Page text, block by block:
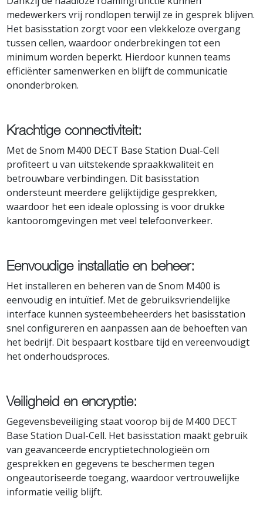
medewerkers vrij rondlopen terwijl ze in gesprek blijven.
Het basisstation zorgt voor een vlekkeloze overgang
tussen cellen, waardoor onderbrekingen tot een
minimum worden beperkt. Hierdoor kunnen teams
efficiënter samenwerken en blijft de communicatie
ononderbroken.
Krachtige connectiviteit:
Met de Snom M400 DECT Base Station Dual-Cell
profiteert u van uitstekende spraakkwaliteit en
betrouwbare verbindingen. Dit basisstation
ondersteunt meerdere gelijktijdige gesprekken,
waardoor het een ideale oplossing is voor drukke
kantooromgevingen met veel telefoonverkeer.
Eenvoudige installatie en beheer:
Het installeren en beheren van de Snom M400 is
eenvoudig en intuïtief. Met de gebruiksvriendelijke
interface kunnen systeembeheerders het basisstation
snel configureren en aanpassen aan de behoeften van
het bedrijf. Dit bespaart kostbare tijd en vereenvoudigt
het onderhoudsproces.
Veiligheid en encryptie:
Gegevensbeveiliging staat voorop bij de M400 DECT
Base Station Dual-Cell. Het basisstation maakt gebruik
van geavanceerde encryptietechnologieën om
gesprekken en gegevens te beschermen tegen
ongeautoriseerde toegang, waardoor vertrouwelijke
informatie veilig blijft.